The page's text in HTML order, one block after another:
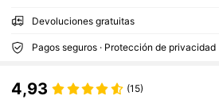
Devoluciones gratuitas
Pagos seguros · Protección de privacidad
4,93 (15)